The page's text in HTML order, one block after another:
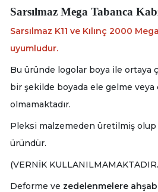
Sarsılmaz Mega Tabanca
Sarsılmaz K11 ve Kılınç 2000
uyumludur.
Bu üründe logolar boya ile ortaya
bir şekilde boyada ele gelme veya
olmamaktadır.
Pleksi malzemeden üretilmiş olup
üründür.
(VERNİK
Deforme ve zedelenmelere